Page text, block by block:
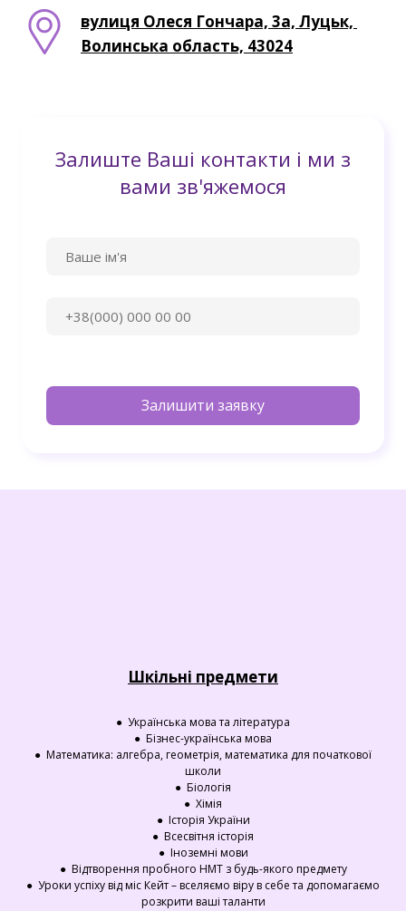
вулиця Олеся Гончара, 3а, Луцьк,
Волинська область, 43024
Залиште Ваші контакти і ми з
вами зв'яжемося
Залишити заявку
Шкільні предмети
● Українська мова та література
● Бізнес-українська мова
● Математика: алгебра, геометрія, математика для початкової
школи
● Біологія
● Хімія
● Історія України
● Всесвітня історія
● Іноземні мови
● Відтворення пробного НМТ з будь-якого предмету
● Уроки успіху від міс Кейт – вселяємо віру в себе та допомагаємо
розкрити ваші таланти